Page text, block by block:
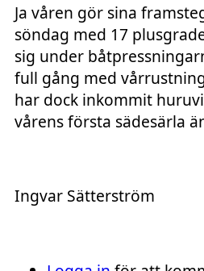
Ja våren gör sina
söndag med 17
sig under
full gång med
har dock inkommit
vårens första sädesärla
Ingvar Sätterström